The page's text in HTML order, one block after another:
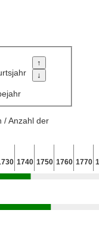
/ Anzahl der
1740 1750 1760 1770